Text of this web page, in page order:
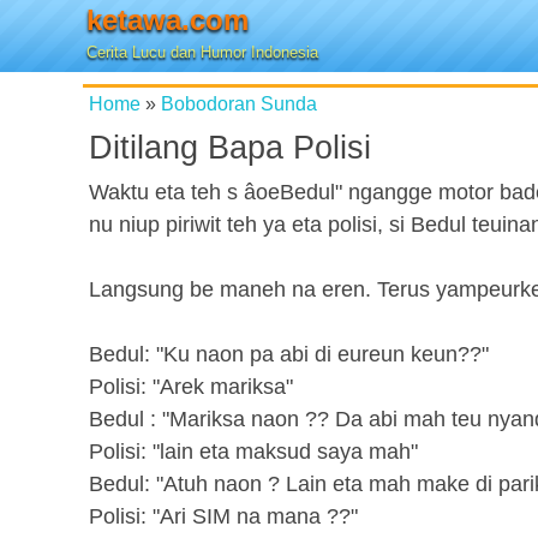
ketawa.com
Cerita Lucu dan Humor Indonesia
Home » Bobodoran Sunda
Ditilang Bapa Polisi
Waktu eta teh s âoeBedul" ngangge motor
nu niup piriwit teh ya eta polisi, si Bedul
Langsung be maneh na eren. Terus
Bedul: "Ku naon pa abi di eureun keun??"
Polisi: "Arek mariksa"
Bedul : "Mariksa naon ?? Da abi mah teu
Polisi: "lain eta maksud saya mah"
Bedul: "Atuh naon ? Lain eta mah make di
Polisi: "Ari SIM na mana ??"